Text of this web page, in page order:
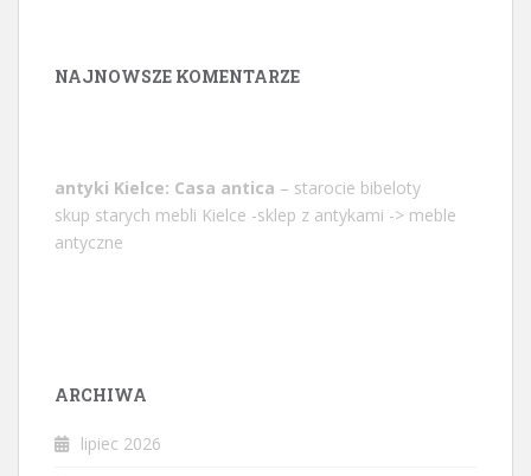
NAJNOWSZE KOMENTARZE
antyki Kielce: Casa antica – starocie bibeloty
skup starych mebli Kielce -sklep z antykami -> meble
antyczne
ARCHIWA
lipiec 2026